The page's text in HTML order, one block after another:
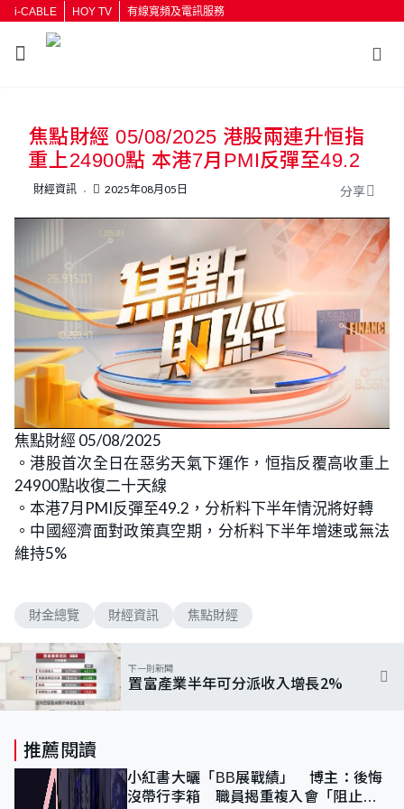
i-CABLE HOY TV 有線寬頻及電訊服務
按輸入鍵開始搜尋
焦點財經 05/08/2025 港股兩連升恒指
重上24900點 本港7月PMI反彈至49.2
財經資訊 2025年08月05日 分享
焦點財經 05/08/2025
。港股首次全日在惡劣天氣下運作，恒指反覆高收重上
24900點收復二十天線
。本港7月PMI反彈至49.2，分析料下半年情況將好轉
。中國經濟面對政策真空期，分析料下半年增速或無法
維持5%
財金總覽 財經資訊 焦點財經
下一則新聞
置富產業半年可分派收入增長2%
推薦閱讀
小紅書大曬「BB展戰績」 博主：後悔
沒帶行李箱 職員揭重複入會「阻止唔